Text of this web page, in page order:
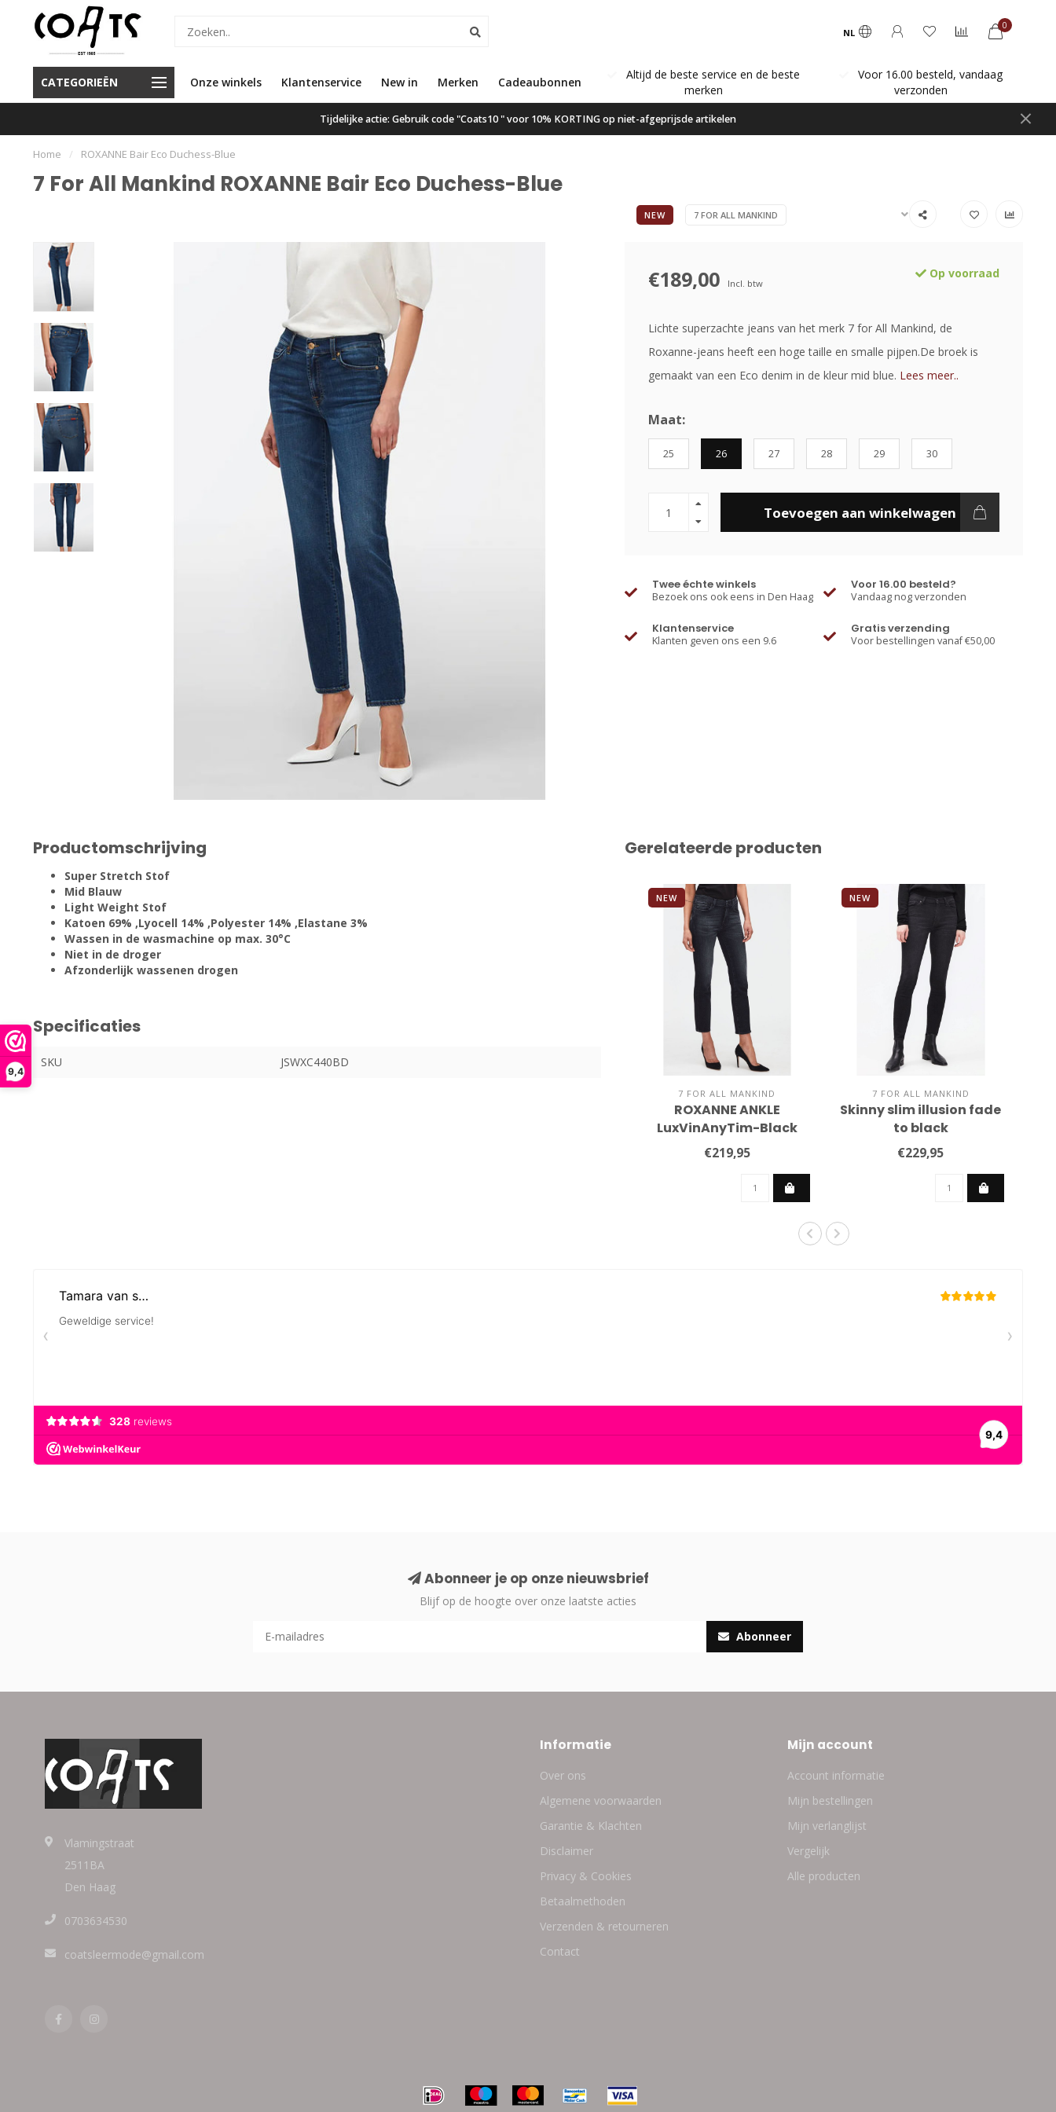
9,4
NL
0
CATEGORIEËN Onze winkels Klantenservice New in Merken Cadeaubonnen
16.00 besteld, vandaag
verzonden
Klanten geven ons een 9.6 Gratis verzending vanaf €50,00
Altijd de beste service en de beste
merken
Voor 16.00 besteld, vandaag
verzonden
Tijdelijke actie: Gebruik code "Coats10 " voor 10% KORTING op niet-afgeprijsde artikelen
Home / ROXANNE Bair Eco Duchess-Blue
7 For All Mankind ROXANNE Bair Eco Duchess-Blue
NEW 7 FOR ALL MANKIND
€189,00 Incl. btw
Op voorraad
Lichte superzachte jeans van het merk 7 for All Mankind, de
Roxanne-jeans heeft een hoge taille en smalle pijpen.De broek is
gemaakt van een Eco denim in de kleur mid blue. Lees meer..
Maat:
25 26 27 28 29 30
Toevoegen aan winkelwagen
Twee échte winkels
Bezoek ons ook eens in Den Haag
Voor 16.00 besteld?
Vandaag nog verzonden
Klantenservice
Klanten geven ons een 9.6
Gratis verzending
Voor bestellingen vanaf €50,00
Productomschrijving
Super Stretch Stof
Mid Blauw
Light Weight Stof
Katoen 69% ,Lyocell 14% ,Polyester 14% ,Elastane 3%
Wassen in de wasmachine op max. 30°C
Niet in de droger
Afzonderlijk wassenen drogen
Specificaties
SKU JSWXC440BD
Gerelateerde producten
NEW
7 FOR ALL MANKIND
ROXANNE ANKLE
LuxVinAnyTim-Black
€219,95
NEW
7 FOR ALL MANKIND
Skinny slim illusion fade
to black
€229,95
Abonneer je op onze nieuwsbrief
Blijf op de hoogte over onze laatste acties
Abonneer
Vlamingstraat
2511BA
Den Haag
0703634530
coatsleermode@gmail.com
Informatie
Over ons
Algemene voorwaarden
Garantie & Klachten
Disclaimer
Privacy & Cookies
Betaalmethoden
Verzenden & retourneren
Contact
Mijn account
Account informatie
Mijn bestellingen
Mijn verlanglijst
Vergelijk
Alle producten